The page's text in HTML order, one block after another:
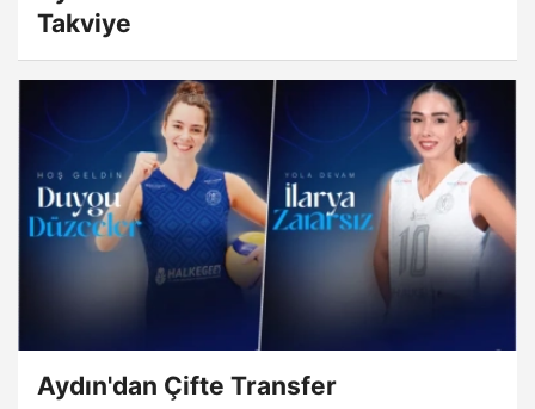
Takviye
Aydın'dan Çifte Transfer